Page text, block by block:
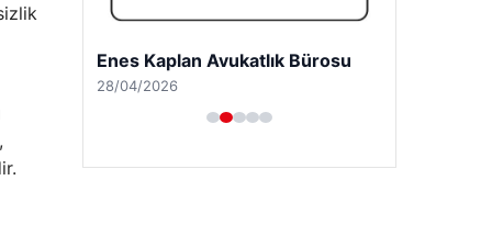
Trend Yapı Akustik
18/04/2026